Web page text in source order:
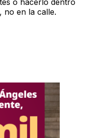
no en la calle.